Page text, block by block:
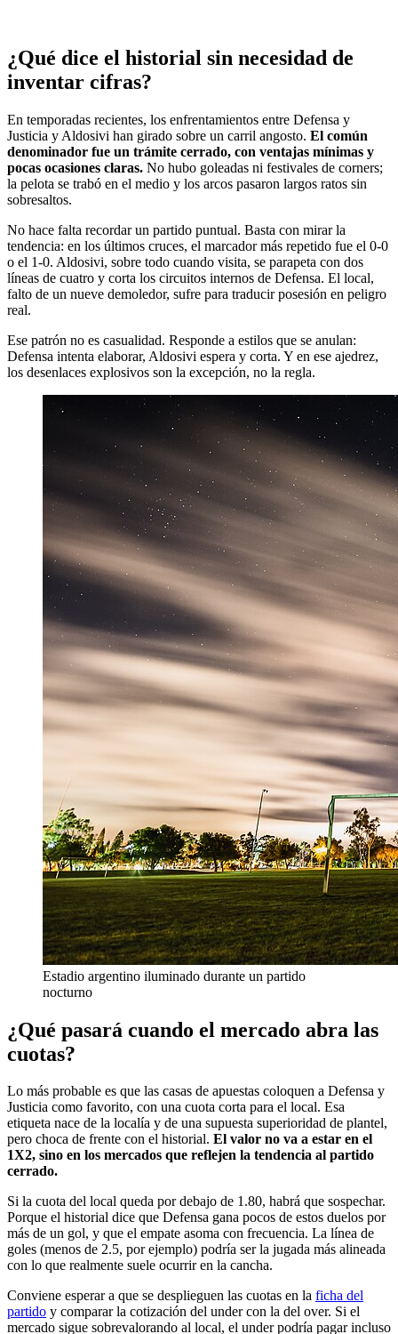
¿Qué dice el historial sin necesidad de
inventar cifras?
En temporadas recientes, los enfrentamientos entre Defensa y
Justicia y Aldosivi han girado sobre un carril angosto. El común
denominador fue un trámite cerrado, con ventajas mínimas y
pocas ocasiones claras. No hubo goleadas ni festivales de corners;
la pelota se trabó en el medio y los arcos pasaron largos ratos sin
sobresaltos.
No hace falta recordar un partido puntual. Basta con mirar la
tendencia: en los últimos cruces, el marcador más repetido fue el 0-0
o el 1-0. Aldosivi, sobre todo cuando visita, se parapeta con dos
líneas de cuatro y corta los circuitos internos de Defensa. El local,
falto de un nueve demoledor, sufre para traducir posesión en peligro
real.
Ese patrón no es casualidad. Responde a estilos que se anulan:
Defensa intenta elaborar, Aldosivi espera y corta. Y en ese ajedrez,
los desenlaces explosivos son la excepción, no la regla.
Estadio argentino iluminado durante un partido
nocturno
¿Qué pasará cuando el mercado abra las
cuotas?
Lo más probable es que las casas de apuestas coloquen a Defensa y
Justicia como favorito, con una cuota corta para el local. Esa
etiqueta nace de la localía y de una supuesta superioridad de plantel,
pero choca de frente con el historial. El valor no va a estar en el
1X2, sino en los mercados que reflejen la tendencia al partido
cerrado.
Si la cuota del local queda por debajo de 1.80, habrá que sospechar.
Porque el historial dice que Defensa gana pocos de estos duelos por
más de un gol, y que el empate asoma con frecuencia. La línea de
goles (menos de 2.5, por ejemplo) podría ser la jugada más alineada
con lo que realmente suele ocurrir en la cancha.
Conviene esperar a que se desplieguen las cuotas en la ficha del
partido y comparar la cotización del under con la del over. Si el
mercado sigue sobrevalorando al local, el under podría pagar incluso